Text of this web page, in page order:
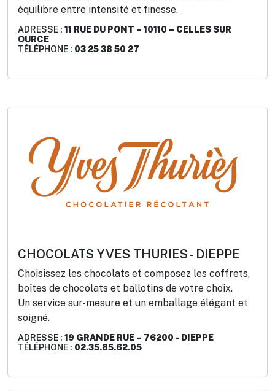
équilibre entre intensité et finesse.
ADRESSE : 11 RUE DU PONT – 10110 – CELLES SUR
OURCE
TÉLÉPHONE : 03 25 38 50 27
CHOCOLATS YVES THURIES - DIEPPE
Choisissez les chocolats et composez les coffrets,
boîtes de chocolats et ballotins de votre choix.
Un service sur-mesure et un emballage élégant et
soigné.
ADRESSE : 19 GRANDE RUE – 76200 - DIEPPE
TÉLÉPHONE : 02.35.85.62.05